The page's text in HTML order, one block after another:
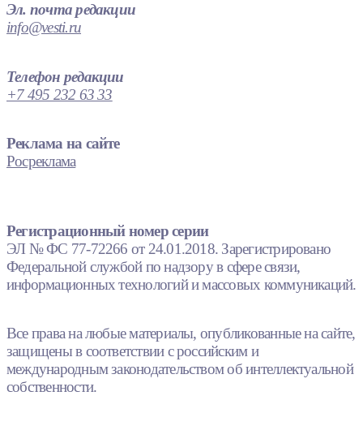
Эл. почта редакции
info@vesti.ru
Телефон редакции
+7 495 232 63 33
Реклама на сайте
Росреклама
Регистрационный номер серии
ЭЛ № ФС 77-72266 от 24.01.2018. Зарегистрировано
Федеральной службой по надзору в сфере связи,
информационных технологий и массовых коммуникаций.
Все права на любые материалы, опубликованные на сайте,
защищены в соответствии с российским и
международным законодательством об интеллектуальной
собственности.